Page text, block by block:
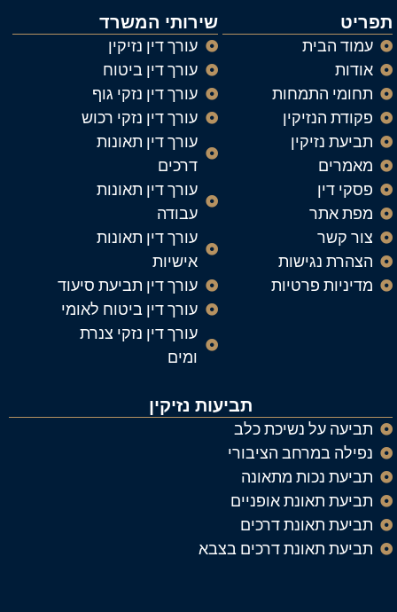
תפריט
עמוד הבית
אודות
תחומי התמחות
פקודת הנזיקין
תביעת נזיקין
מאמרים
פסקי דין
מפת אתר
צור קשר
הצהרת נגישות
מדיניות פרטיות
שירותי המשרד
עורך דין נזיקין
עורך דין ביטוח
עורך דין נזקי גוף
עורך דין נזקי רכוש
עורך דין תאונות
דרכים
עורך דין תאונות
עבודה
עורך דין תאונות
אישיות
עורך דין תביעת סיעוד
עורך דין ביטוח לאומי
עורך דין נזקי צנרת
ומים
תביעות נזיקין
תביעה על נשיכת כלב
נפילה במרחב הציבורי
תביעת נכות מתאונה
תביעת תאונת אופניים
תביעת תאונת דרכים
תביעת תאונת דרכים בצבא